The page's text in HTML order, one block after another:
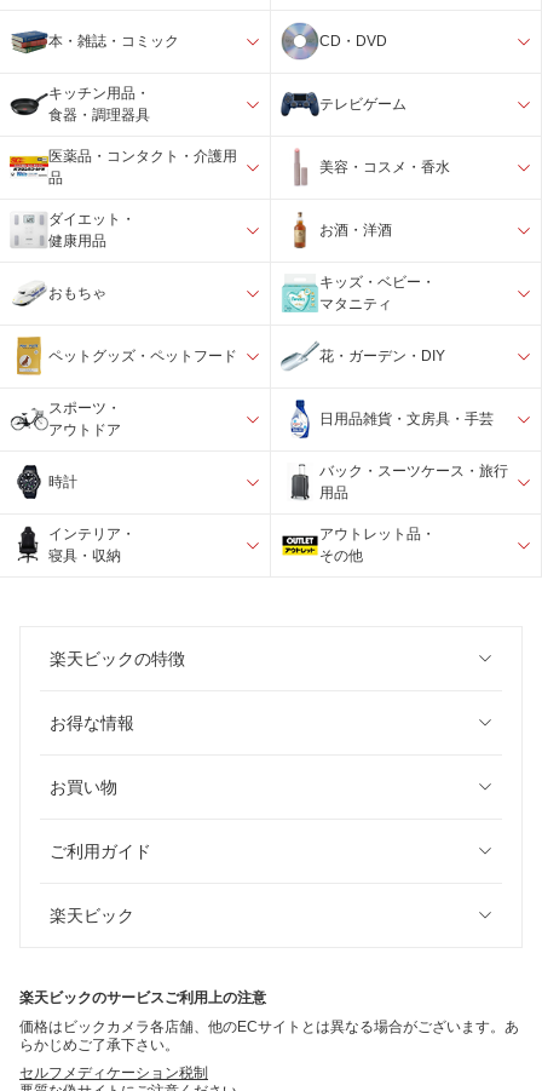
本・雑誌・コミック CD・DVD
キッチン用品・
食器・調理器具
テレビゲーム
医薬品・コンタクト・介護用
品
美容・コスメ・香水
ダイエット・
健康用品
お酒・洋酒
おもちゃ
キッズ・ベビー・
マタニティ
ペットグッズ・ペットフード 花・ガーデン・DIY
スポーツ・
アウトドア
日用品雑貨・文房具・手芸
時計
バック・スーツケース・旅行
用品
インテリア・
寝具・収納
アウトレット品・
その他
楽天ビックの特徴
お得な情報
お買い物
ご利用ガイド
楽天ビック
楽天ビックのサービスご利用上の注意
価格はビックカメラ各店舗、他のECサイトとは異なる場合がございます。あ
らかじめご了承下さい。
セルフメディケーション税制